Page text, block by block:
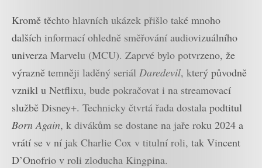
Kromě těchto hlavních ukázek přišlo také mnoho
dalších informací ohledně směřování audiovizuálního
univerza Marvelu (MCU). Zaprvé bylo potvrzeno, že
výrazně temněji laděný seriál Daredevil, který původně
vznikl u Netflixu, bude pokračovat i na streamovací
službě Disney+. Technicky čtvrtá řada dostala podtitul
Born Again, k divákům se dostane na jaře roku 2024 a
vrátí se v ní jak Charlie Cox v titulní roli, tak Vincent
D’Onofrio v roli zloducha Kingpina.